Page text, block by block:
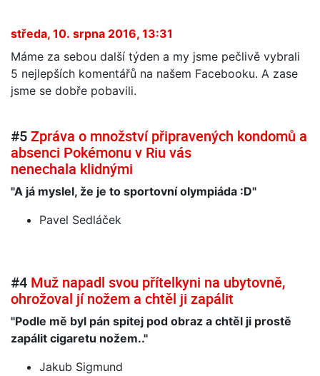
středa, 10. srpna 2016, 13:31
Máme za sebou další týden a my jsme pečlivě vybrali
5 nejlepších komentářů na našem Facebooku. A zase
jsme se dobře pobavili.
#5Zpráva o množství připravených kondomů a
absenci Pokémonu v Riu vás
nenechala klidnými
"A já myslel, že je to sportovní olympiáda :D"
Pavel Sedláček
#4 Muž napadl svou přítelkyni na ubytovně,
ohrožoval jí nožem a chtěl ji zapálit
"Podle mě byl pán spitej pod obraz a chtěl ji prostě
zapálit cigaretu nožem.."
Jakub Sigmund